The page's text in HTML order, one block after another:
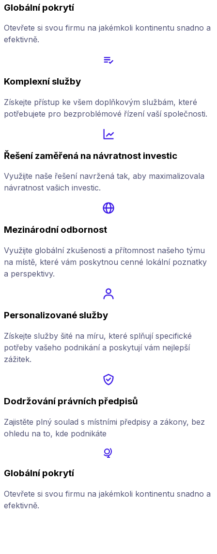
Globální pokrytí
Otevřete si svou firmu na jakémkoli kontinentu snadno a
efektivně.
Komplexní služby
Získejte přístup ke všem doplňkovým službám, které
potřebujete pro bezproblémové řízení vaší společnosti.
Řešení zaměřená na návratnost investic
Využijte naše řešení navržená tak, aby maximalizovala
návratnost vašich investic.
Mezinárodní odbornost
Využijte globální zkušenosti a přítomnost našeho týmu
na místě, které vám poskytnou cenné lokální poznatky
a perspektivy.
Personalizované služby
Získejte služby šité na míru, které splňují specifické
potřeby vašeho podnikání a poskytují vám nejlepší
zážitek.
Dodržování právních předpisů
Zajistěte plný soulad s místními předpisy a zákony, bez
ohledu na to, kde podnikáte
Globální pokrytí
Otevřete si svou firmu na jakémkoli kontinentu snadno a
efektivně.